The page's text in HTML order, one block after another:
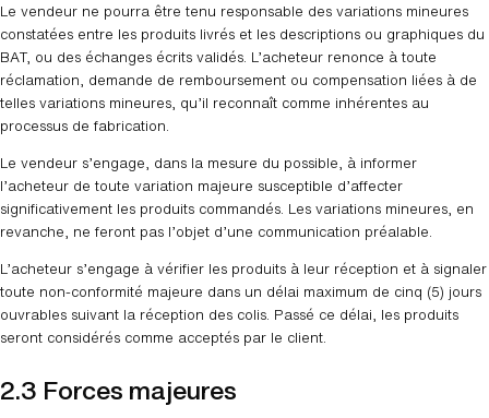
Le vendeur ne pourra être tenu responsable des variations mineures
constatées entre les produits livrés et les descriptions ou graphiques du
BAT, ou des échanges écrits validés. L’acheteur renonce à toute
réclamation, demande de remboursement ou compensation liées à de
telles variations mineures, qu’il reconnaît comme inhérentes au
processus de fabrication.
Le vendeur s’engage, dans la mesure du possible, à informer
l’acheteur de toute variation majeure susceptible d’affecter
significativement les produits commandés. Les variations mineures, en
revanche, ne feront pas l’objet d’une communication préalable.
L’acheteur s’engage à vérifier les produits à leur réception et à signaler
toute non-conformité majeure dans un délai maximum de cinq (5) jours
ouvrables suivant la réception des colis. Passé ce délai, les produits
seront considérés comme acceptés par le client.
2.3 Forces majeures